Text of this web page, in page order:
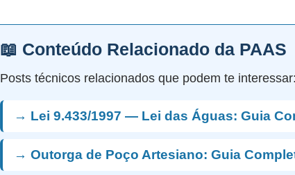
📖 Conteúdo Relacionado da PAAS
Posts técnicos relacionados que podem te interessar:
→ Lei 9.433/1997 — Lei das Águas: Guia
→ Outorga de Poço Artesiano: Guia